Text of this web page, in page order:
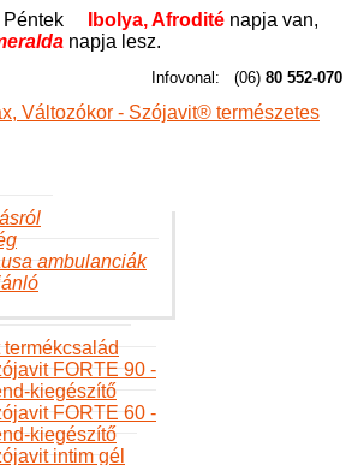
Péntek Ibolya, Afrodité napja van,
napja lesz.
Infovonal: (06) 80 552-070
ambulanciák
FORTE 90 -
kiegészítő
FORTE 60 -
kiegészítő
intim gél